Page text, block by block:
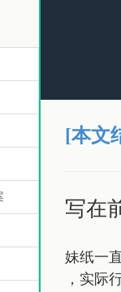
[本文
写在
妹纸一
，实际